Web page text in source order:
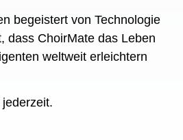
begeistert von Technologie
dass ChoirMate das Leben
weltweit erleichtern